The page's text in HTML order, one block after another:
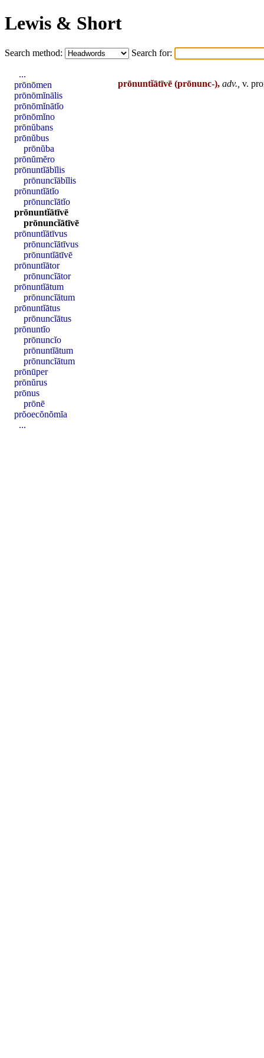
Lewis & Short
Search method: Search for:
prōnuntĭātīvē (prōnunc-), adv., v.
...
prōnōmen
prōnōmĭnālis
prōnōmĭnātĭo
prōnōmĭno
prōnŭbans
prōnŭbus
prōnŭba
prōnŭmĕro
prōnuntĭābĭlis
prōnuncĭābĭlis
prōnuntĭātĭo
prōnuncĭātĭo
prōnuntĭātīvē
prōnuncĭātīvē
prōnuntĭātīvus
prōnuncĭātīvus
prōnuntĭātīvē
prōnuntĭātor
prōnuncĭātor
prōnuntĭātum
prōnuncĭātum
prōnuntĭātus
prōnuncĭātus
prōnuntĭo
prōnuncĭo
prōnuntĭātum
prōnuncĭātum
prōnūper
prōnŭrus
prōnus
prōnē
prŏoecŏnŏmĭa
...